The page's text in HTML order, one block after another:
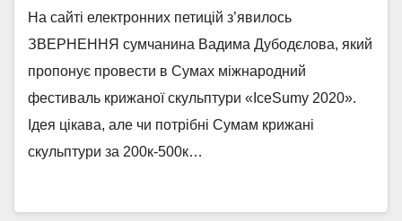
На сайті електронних петицій з’явилось
ЗВЕРНЕННЯ сумчанина Вадима Дубодєлова, який
пропонує провести в Сумах міжнародний
фестиваль крижаної скульптури «IceSumy 2020».
Ідея цікава, але чи потрібні Сумам крижані
скульптури за 200к-500к…